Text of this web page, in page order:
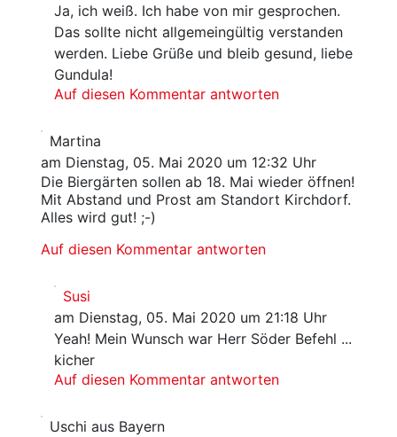
Ja, ich weiß. Ich habe von mir gesprochen.
Das sollte nicht allgemeingültig verstanden
werden. Liebe Grüße und bleib gesund, liebe
Gundula!
Auf diesen Kommentar antworten
Martina
am Dienstag, 05. Mai 2020 um 12:32 Uhr
Die Biergärten sollen ab 18. Mai wieder öffnen!
Mit Abstand und Prost am Standort Kirchdorf.
Alles wird gut! ;-)
Auf diesen Kommentar antworten
Susi
am Dienstag, 05. Mai 2020 um 21:18 Uhr
Yeah! Mein Wunsch war Herr Söder Befehl ...
kicher
Auf diesen Kommentar antworten
Uschi aus Bayern